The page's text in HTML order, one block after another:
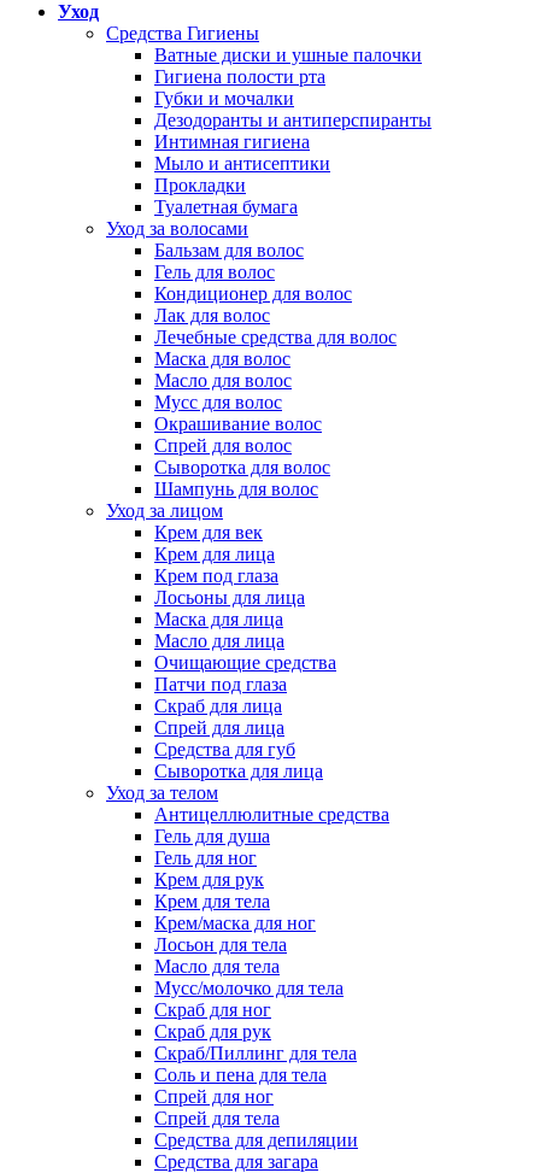
Уход
Средства Гигиены
Ватные диски и ушные палочки
Гигиена полости рта
Губки и мочалки
Дезодоранты и антиперспиранты
Интимная гигиена
Мыло и антисептики
Прокладки
Туалетная бумага
Уход за волосами
Бальзам для волос
Гель для волос
Кондиционер для волос
Лак для волос
Лечебные средства для волос
Маска для волос
Масло для волос
Мусс для волос
Окрашивание волос
Спрей для волос
Сыворотка для волос
Шампунь для волос
Уход за лицом
Крем для век
Крем для лица
Крем под глаза
Лосьоны для лица
Маска для лица
Масло для лица
Очищающие средства
Патчи под глаза
Скраб для лица
Спрей для лица
Средства для губ
Сыворотка для лица
Уход за телом
Антицеллюлитные средства
Гель для душа
Гель для ног
Крем для рук
Крем для тела
Крем/маска для ног
Лосьон для тела
Масло для тела
Мусс/молочко для тела
Скраб для ног
Скраб для рук
Скраб/Пиллинг для тела
Соль и пена для тела
Спрей для ног
Спрей для тела
Средства для депиляции
Средства для загара